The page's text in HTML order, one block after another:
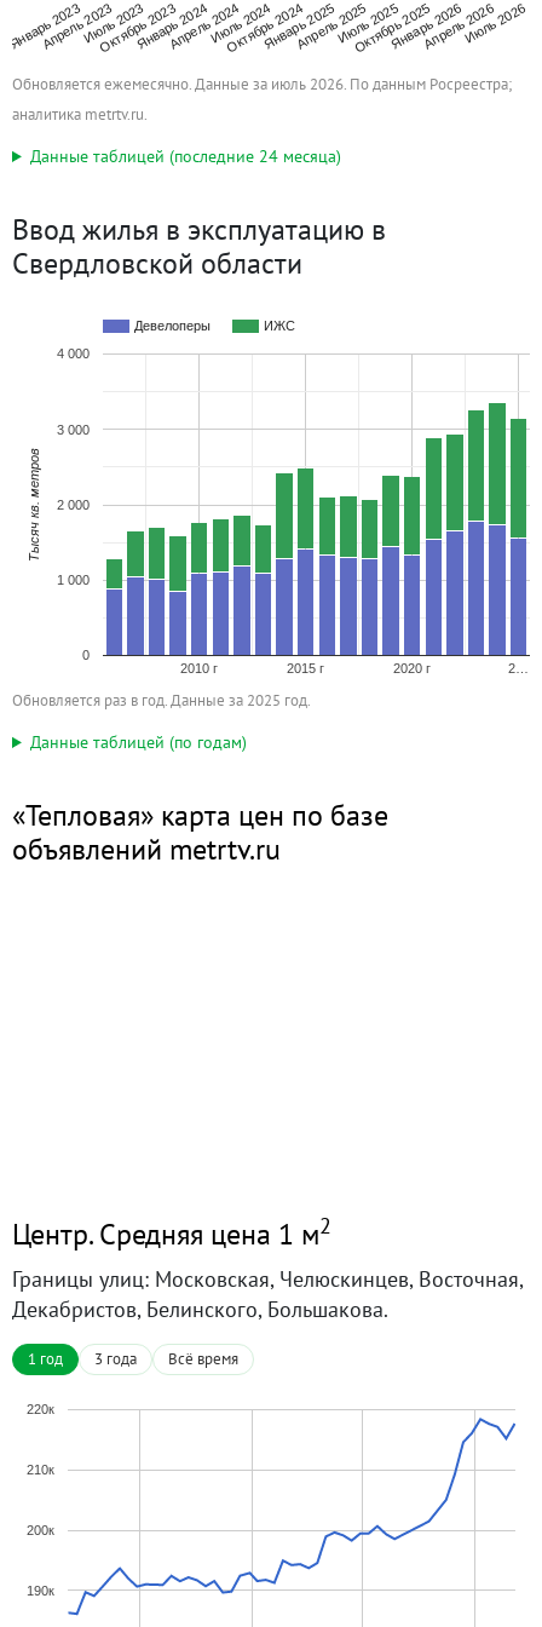
Январь 2023
Апрель 2023Июль 2023
Октябрь 2023
Январь 2024
Апрель 2024Июль 2024
Октябрь 2024
Январь 2025
Апрель 2025Июль 2025
Октябрь 2025
Январь 2026
Апрель 2026Июль 2026
Обновляется ежемесячно. Данные за июль 2026. По данным Росреестра;
аналитика metrtv.ru.
Данные таблицей (последние 24 месяца)
Ввод жилья в эксплуатацию в
Свердловской области
Девелоперы ИЖС
2010 г 2015 г 2020 г 2…
0
1 000
2 000
3 000
4 000
Тысяч кв. метров
Обновляется раз в год. Данные за 2025 год.
Данные таблицей (по годам)
«Тепловая» карта цен по базе
объявлений metrtv.ru
Центр. Средняя цена 1 м2
Границы улиц: Московская, Челюскинцев, Восточная,
Декабристов, Белинского, Большакова.
1 год 3 года Всё время
190к
200к
210к
220к